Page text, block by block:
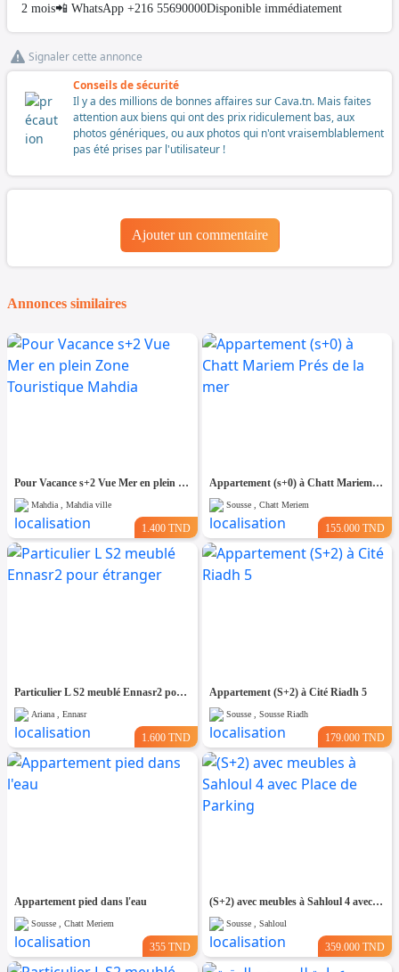
2 mois📲 WhatsApp +216 55690000Disponible immédiatement
Signaler cette annonce
Conseils de sécurité
Il y a des millions de bonnes affaires sur Cava.tn. Mais faites
attention aux biens qui ont des prix ridiculement bas, aux
photos génériques, ou aux photos qui n'ont vraisemblablement
pas été prises par l'utilisateur !
Ajouter un commentaire
Annonces similaires
Pour Vacance s+2 Vue Mer en plein Zone Touristique Mahdia
Mahdia , Mahdia ville
1.400 TND
Appartement (s+0) à Chatt Mariem Prés de la mer
Sousse , Chatt Meriem
155.000 TND
Particulier L S2 meublé Ennasr2 pour étranger
Ariana , Ennasr
1.600 TND
Appartement (S+2) à Cité Riadh 5
Sousse , Sousse Riadh
179.000 TND
Appartement pied dans l'eau
Sousse , Chatt Meriem
355 TND
(S+2) avec meubles à Sahloul 4 avec Place de Parking
Sousse , Sahloul
359.000 TND